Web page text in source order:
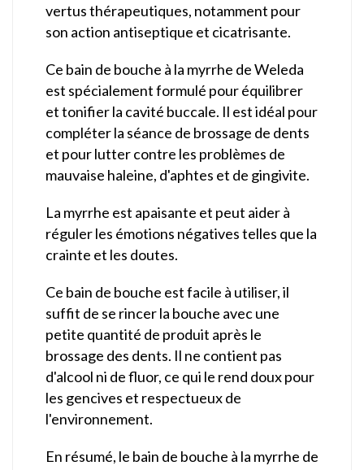
vertus thérapeutiques, notamment pour
son action antiseptique et cicatrisante.
Ce bain de bouche à la myrrhe de Weleda
est spécialement formulé pour équilibrer
et tonifier la cavité buccale. Il est idéal pour
compléter la séance de brossage de dents
et pour lutter contre les problèmes de
mauvaise haleine, d'aphtes et de gingivite.
La myrrhe est apaisante et peut aider à
réguler les émotions négatives telles que la
crainte et les doutes.
Ce bain de bouche est facile à utiliser, il
suffit de se rincer la bouche avec une
petite quantité de produit après le
brossage des dents. Il ne contient pas
d'alcool ni de fluor, ce qui le rend doux pour
les gencives et respectueux de
l'environnement.
En résumé, le bain de bouche à la myrrhe de